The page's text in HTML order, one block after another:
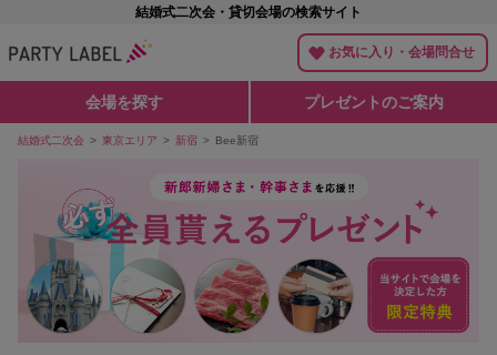
結婚式二次会・貸切会場の検索サイト
お気に入り・会場問合せ
会場を探す プレゼントのご案内
結婚式二次会 東京エリア 新宿 Bee新宿